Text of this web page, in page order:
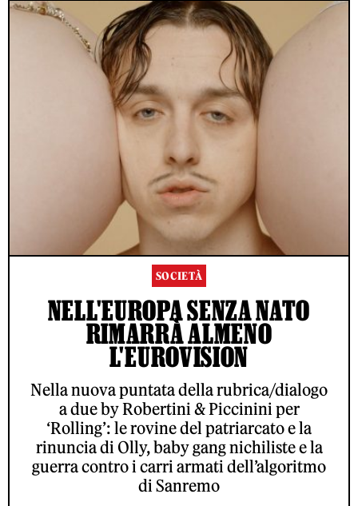
SOCIETÀ
NELL'EUROPA SENZA NATO
RIMARRÀ ALMENO
L'EUROVISION
Nella nuova puntata della rubrica/dialogo
a due by Robertini & Piccinini per
‘Rolling’: le rovine del patriarcato e la
rinuncia di Olly, baby gang nichiliste e la
guerra contro i carri armati dell’algoritmo
di Sanremo